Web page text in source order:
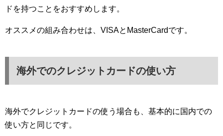
ドを持つことをおすすめします。
オススメの組み合わせは、VISAとMasterCardです。
海外でのクレジットカードの使い方
海外でクレジットカードの使う場合も、基本的に国内での
使い方と同じです。